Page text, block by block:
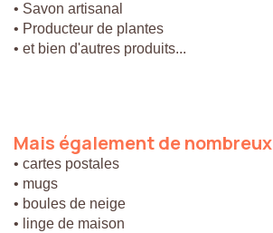
• Savon artisanal
• Producteur de plantes
• et bien d'autres produits...
Mais égalementdenombreux
• cartes postales
• mugs
• boules de neige
• linge de maison